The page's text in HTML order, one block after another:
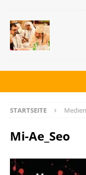
STARTSEITE Medien
Mi-Ae_Seo